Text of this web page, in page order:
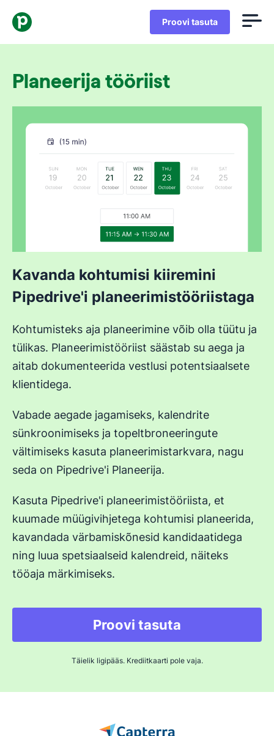
Proovi tasuta
Planeerija tööriist
Kavanda kohtumisi kiiremini
Pipedrive'i planeerimistööriistaga
Kohtumisteks aja planeerimine võib olla tüütu ja
tülikas. Planeerimistööriist säästab su aega ja
aitab dokumenteerida vestlusi potentsiaalsete
klientidega.
Vabade aegade jagamiseks, kalendrite
sünkroonimiseks ja topeltbroneeringute
vältimiseks kasuta planeerimistarkvara, nagu
seda on Pipedrive'i Planeerija.
Kasuta Pipedrive'i planeerimistööriista, et
kuumade müügivihjetega kohtumisi planeerida,
kavandada värbamiskõnesid kandidaatidega
ning luua spetsiaalseid kalendreid, näiteks
tööaja märkimiseks.
Proovi tasuta
Täielik ligipääs. Krediitkaarti pole vaja.